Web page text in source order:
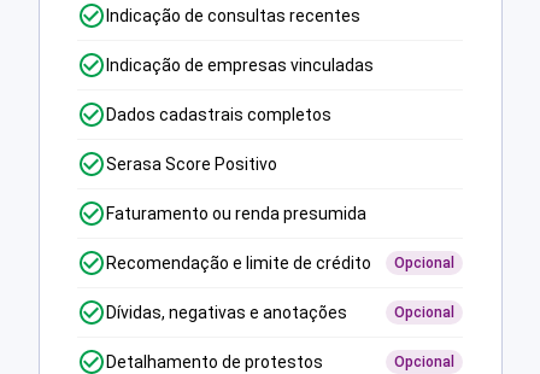
Indicação de consultas recentes
Indicação de empresas vinculadas
Dados cadastrais completos
Serasa Score Positivo
Faturamento ou renda presumida
Recomendação e limite de crédito Opcional
Dívidas, negativas e anotações Opcional
Detalhamento de protestos Opcional